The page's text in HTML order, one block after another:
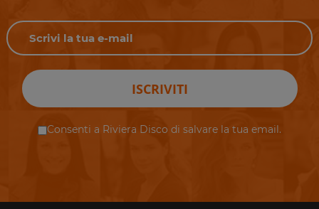
ISCRIVITI
Consenti a Riviera Disco di salvare la tua email.